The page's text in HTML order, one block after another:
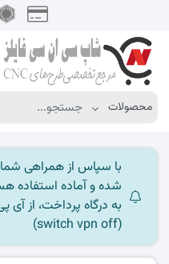
با سپاس از همراهی
شده و آماده استفاده
به درگاه پرداخت، از آی
(switch vpn off)